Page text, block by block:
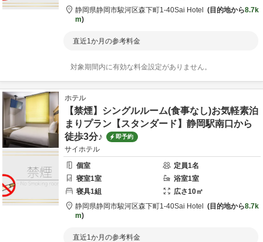
静岡県静岡市駿河区森下町1-40Sai Hotel 目的地から8.7k
m
直近1か月の参考料金
対象期間内に有効な料金設定がありません。
ホテル
【禁煙】シングルルーム(食事なし)お気軽素泊
まりプラン【スタンダード】静岡駅南口から
徒歩3分♪
即予約
サイホテル
個室
定員1名
寝室1室 浴室1室
寝具1組 広さ10㎡
静岡県静岡市駿河区森下町1-40Sai Hotel 目的地から8.7k
m
直近1か月の参考料金